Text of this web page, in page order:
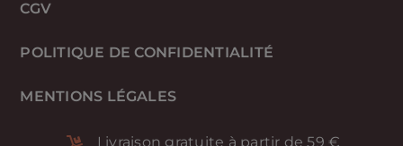
CGV
POLITIQUE DE CONFIDENTIALITÉ
MENTIONS LÉGALES
Livraison gratuite à partir de 59 €